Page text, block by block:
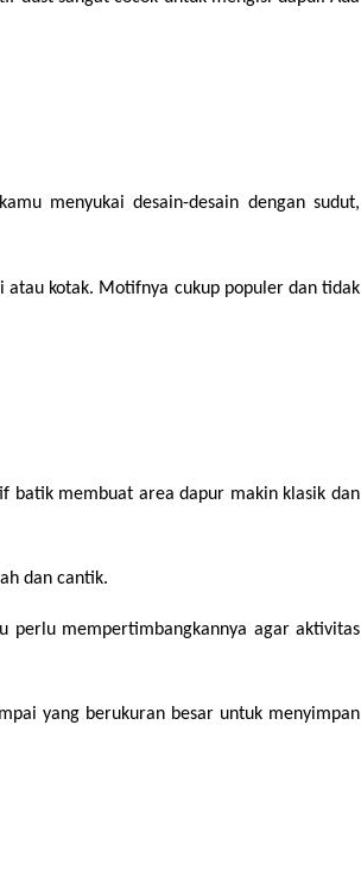
menyukai desain-desain dengan sudut,
atau kotak. Motifnya cukup populer dan tidak
batik membuat area dapur makin klasik dan
dan cantik.
perlu mempertimbangkannya agar aktivitas
yang berukuran besar untuk menyimpan